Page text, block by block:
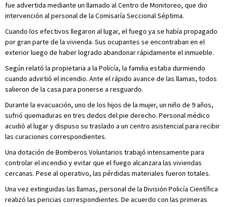
fue advertida mediante un llamado al Centro de Monitoreo, que dio
intervención al personal de la Comisaría Seccional Séptima.
Cuando los efectivos llegaron al lugar, el fuego ya se había propagado
por gran parte de la vivienda. Sus ocupantes se encontraban en el
exterior luego de haber logrado abandonar rápidamente el inmueble.
Según relató la propietaria a la Policía, la familia estaba durmiendo
cuando advirtió el incendio. Ante el rápido avance de las llamas, todos
salieron de la casa para ponerse a resguardo.
Durante la evacuación, uno de los hijos de la mujer, un niño de 9 años,
sufrió quemaduras en tres dedos del pie derecho. Personal médico
acudió al lugar y dispuso su traslado a un centro asistencial para recibir
las curaciones correspondientes.
Una dotación de Bomberos Voluntarios trabajó intensamente para
controlar el incendio y evitar que el fuego alcanzara las viviendas
cercanas. Pese al operativo, las pérdidas materiales fueron totales.
Una vez extinguidas las llamas, personal de la División Policía Científica
realizó las pericias correspondientes. De acuerdo con las primeras